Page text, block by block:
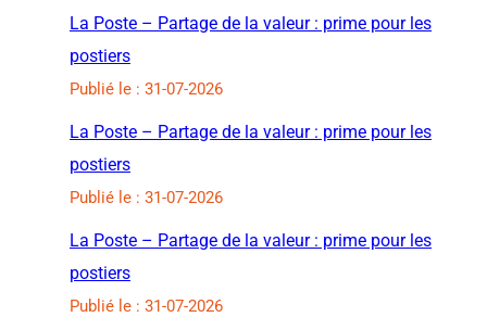
La Poste – Partage de la valeur : prime pour les
postiers
Publié le : 31-07-2026
La Poste – Partage de la valeur : prime pour les
postiers
Publié le : 31-07-2026
La Poste – Partage de la valeur : prime pour les
postiers
Publié le : 31-07-2026